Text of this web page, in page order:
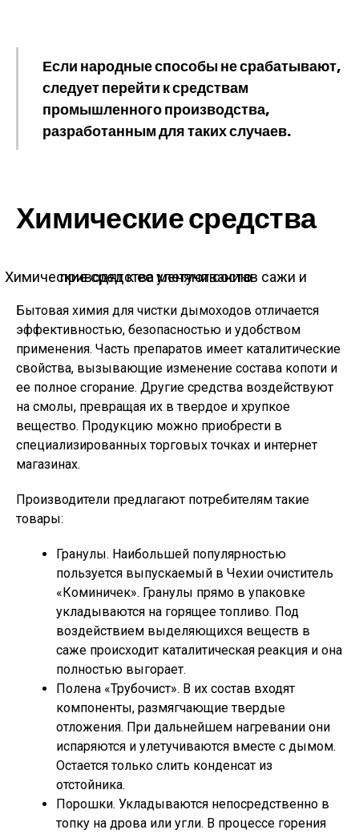
Если народные способы не срабатывают,
следует перейти к средствам
промышленного производства,
разработанным для таких случаев.
Химические средства
Химические средства меняют состав сажи и приводят к ее улетучиванию
Бытовая химия для чистки дымоходов отличается
эффективностью, безопасностью и удобством
применения. Часть препаратов имеет каталитические
свойства, вызывающие изменение состава копоти и
ее полное сгорание. Другие средства воздействуют
на смолы, превращая их в твердое и хрупкое
вещество. Продукцию можно приобрести в
специализированных торговых точках и интернет
магазинах.
Производители предлагают потребителям такие
товары:
Гранулы. Наибольшей популярностью
пользуется выпускаемый в Чехии очиститель
«Коминичек». Гранулы прямо в упаковке
укладываются на горящее топливо. Под
воздействием выделяющихся веществ в
саже происходит каталитическая реакция и она
полностью выгорает.
Полена «Трубочист». В их состав входят
компоненты, размягчающие твердые
отложения. При дальнейшем нагревании они
испаряются и улетучиваются вместе с дымом.
Остается только слить конденсат из
отстойника.
Порошки. Укладываются непосредственно в
топку на дрова или угли. В процессе горения